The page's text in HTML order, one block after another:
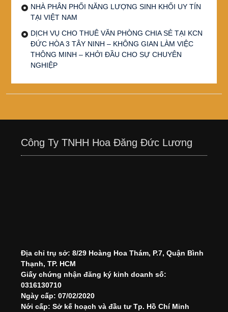
NHÀ PHÂN PHỐI NĂNG LƯỢNG SINH KHỐI UY TÍN
TẠI VIỆT NAM
DỊCH VỤ CHO THUÊ VĂN PHÒNG CHIA SẺ TẠI KCN
ĐỨC HÒA 3 TÂY NINH – KHÔNG GIAN LÀM VIỆC
THÔNG MINH – KHỞI ĐẦU CHO SỰ CHUYÊN
NGHIỆP
Công Ty TNHH Hoa Đăng Đức Lương
Địa chỉ trụ sở: 8/29 Hoàng Hoa Thám, P.7, Quận Bình
Thạnh, TP. HCM
Giấy chứng nhận đăng ký kinh doanh số:
0316130710
Ngày cấp: 07/02/2020
Nới cấp: Sở kế hoạch và đầu tư Tp. Hồ Chí Minh